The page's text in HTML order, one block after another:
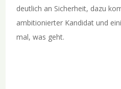
deutlich an Sicherheit, dazu
ambitionierter Kandidat und
mal, was geht.